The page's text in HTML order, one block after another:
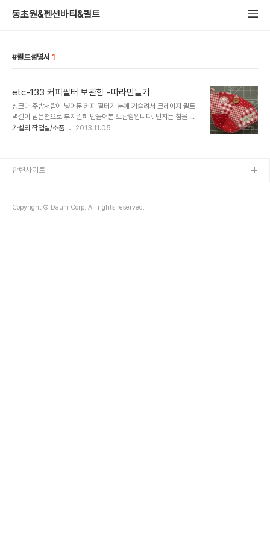
동초원&펜션바티&퀼트
퀼트설명서 1
etc-133 커피필터 보관함 -따라만들기
싱크대 주방서랍에 넣어둔 커피 필터가 눈에 거슬려서 크레이지 퀼트
벽걸이 남은천으로 부지런히 만들어본 보관함입니다. 먼지는 참을 수
있는데, 좀 어질러진 거는 싫어요..ㅜ.ㅜ 절대로 살림을 광나게 하는 스
가벨의 작업실/소품 2013.11.05
Copyright © Daum Corp. All rights reserved.
관련사이트